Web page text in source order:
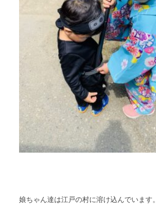
娘ちゃん達は江戸の村に溶け込んでいます。